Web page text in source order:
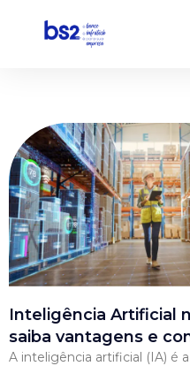
conteúdo
Inteligência Artificial
saiba vantagens e
A inteligência artificial (IA) é